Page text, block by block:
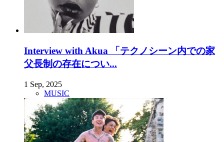
Interview with Akua 「テクノシーン内での家
父長制の存在につい...
1 Sep, 2025
MUSIC